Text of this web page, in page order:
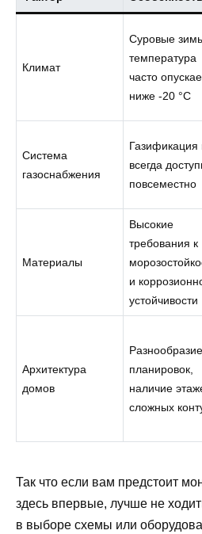
Климат
Суровые
температура
часто
ниже -20 °C
Система
газоснабжения
Газификация
всегда
повсеместно
Материалы
Высокие
требования к
и
устойчивости
Архитектура
домов
Разнообразие
планировок,
наличие
сложных
Так что если вам предстоит
здесь впервые, лучше не
в выборе схемы или